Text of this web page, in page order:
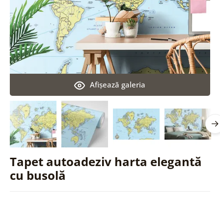
Tapet autoadeziv harta elegantă
cu busolă
Afişează galeria